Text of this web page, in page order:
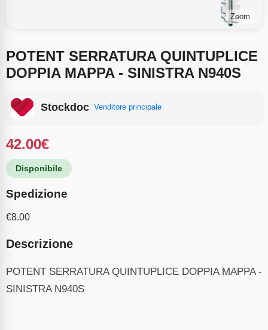
Zoom
POTENT SERRATURA QUINTUPLICE
DOPPIA MAPPA - SINISTRA N940S
Stockdoc Venditore principale
42.00€
Disponibile
Spedizione
€8.00
Descrizione
POTENT SERRATURA QUINTUPLICE DOPPIA MAPPA -
SINISTRA N940S